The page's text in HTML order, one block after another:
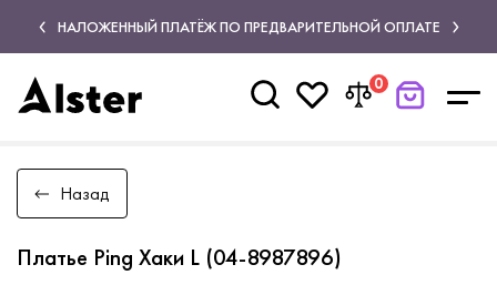
НАЛОЖЕННЫЙ ПЛАТЁЖ ПО ПРЕДВАРИТЕЛЬНОЙ ОПЛАТЕ
0
Назад
Платье Ping Хаки L (04-8987896)